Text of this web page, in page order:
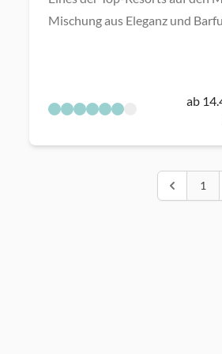
Mischung aus Eleganz und
ab
1